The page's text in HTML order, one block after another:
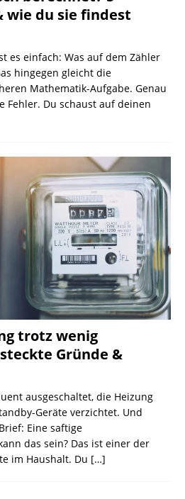
wie du sie findest
es einfach: Was auf dem Zähler
hingegen gleicht die
Mathematik-Aufgabe. Genau
Fehler. Du schaust auf deinen
trotz wenig
Gründe &
ausgeschaltet, die Heizung
Geräte verzichtet. Und
Eine saftige
das sein? Das ist einer der
im Haushalt. Du […]